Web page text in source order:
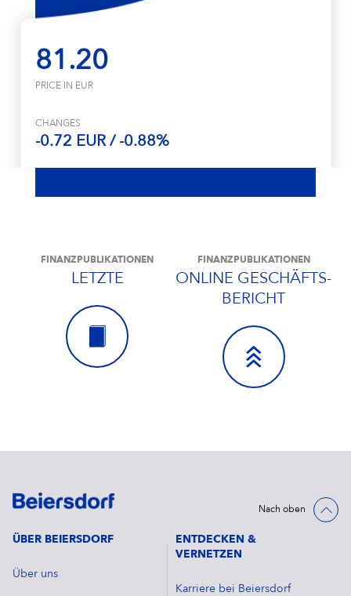
81.20
PRICE IN EUR
CHANGES
-0.72 EUR / -0.88%
FINANZPUBLIKATIONEN
LETZTE
FINANZPUBLIKATIONEN
ONLINE GESCHÄFTS­
BERICHT
Nach oben
ÜBER BEIERSDORF
Über uns
ENTDECKEN &
VERNETZEN
Karriere bei Beiersdorf